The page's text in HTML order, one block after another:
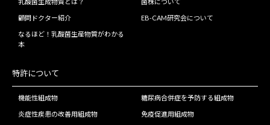
乳酸菌生成物質とは？ 菌株について
顧問ドクター紹介 EB-CAM研究会について
なるほど！乳酸菌生産物質がわかる
本
特許について
機能性組成物 糖尿病合併症を予防する組成物
炎症性疾患の改善用組成物 免疫促進用組成物